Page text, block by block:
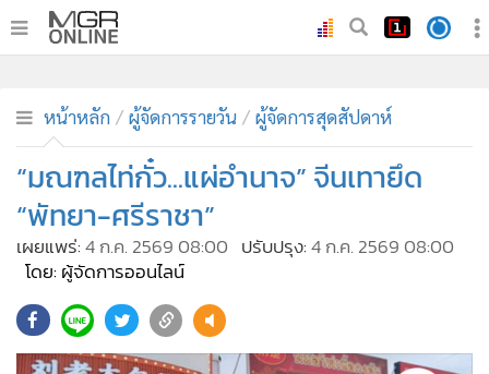
• ทันเหตุการณ์
• ภาคใต้
ภูมิภาค
• Online Section
• บันเทิง
ผู้จัดการรายวัน
• คอลัมนิสต์
• ละคร
หน้าหลัก ผู้จัดการรายวัน ผู้จัดการสุดสัปดาห์
“มณฑลไท่กั๋ว...แผ่อำนาจ” จีนเทายึด
“พัทยา-ศรีราชา”
เผยแพร่:4 ก.ค. 2569 08:00 ปรับปรุง:4 ก.ค. 2569 08:00
โดย: ผู้จัดการออนไลน์